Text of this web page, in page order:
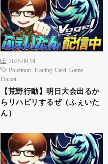
2025.09.19
Pokémon Trading Card Game
Pocket
【荒野行動】明日大会出るか
らリハビリするぜ（ふぇいた
ん）